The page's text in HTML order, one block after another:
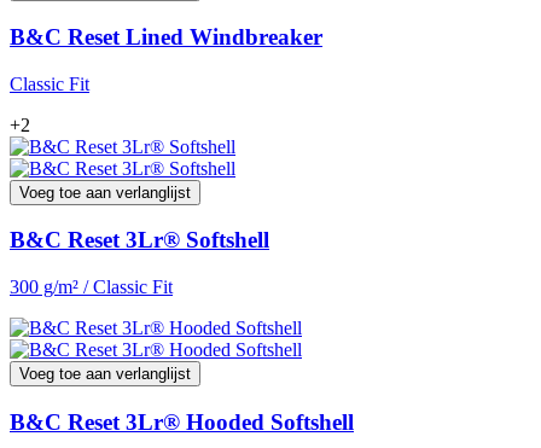
B&C Reset Lined Windbreaker
Classic Fit
+2
Voeg toe aan verlanglijst
B&C Reset 3Lr® Softshell
300 g/m² / Classic Fit
Voeg toe aan verlanglijst
B&C Reset 3Lr® Hooded Softshell